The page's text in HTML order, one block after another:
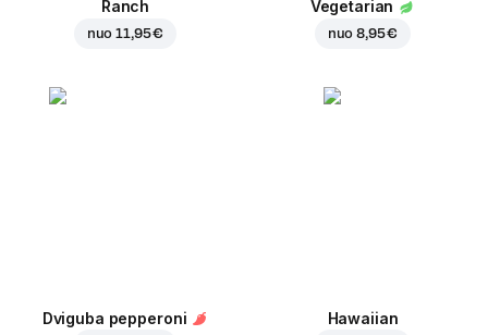
Ranch
nuo11,95 €
Vegetarian
nuo8,95 €
Dviguba pepperoni Hawaiian